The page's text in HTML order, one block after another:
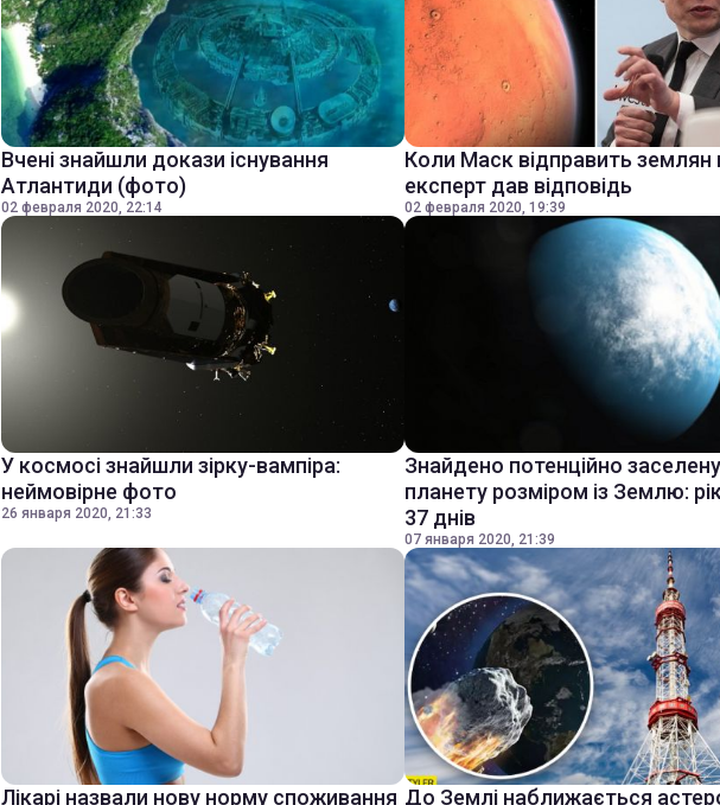
Вчені знайшли докази існування
Атлантиди (фото)
02 февраля 2020, 22:14
Коли Маск відправить землян
експерт дав відповідь
02 февраля 2020, 19:39
У космосі знайшли зірку-вампіра:
неймовірне фото
26 января 2020, 21:33
Знайдено потенційно заселену
планету розміром із Землю:
37 днів
07 января 2020, 21:39
Лікарі назвали нову норму споживання До Землі наближається